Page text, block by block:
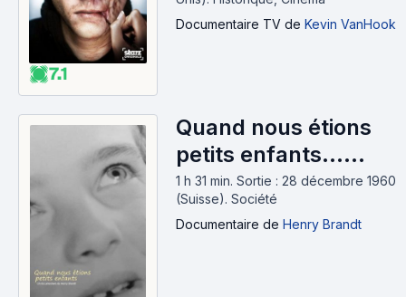
7.1
Documentaire TV de Kevin VanHook
Quand nous étions
petits enfants...
(1960)
1 h 31 min. Sortie : 28 décembre 1960
(Suisse). Société
Documentaire de Henry Brandt